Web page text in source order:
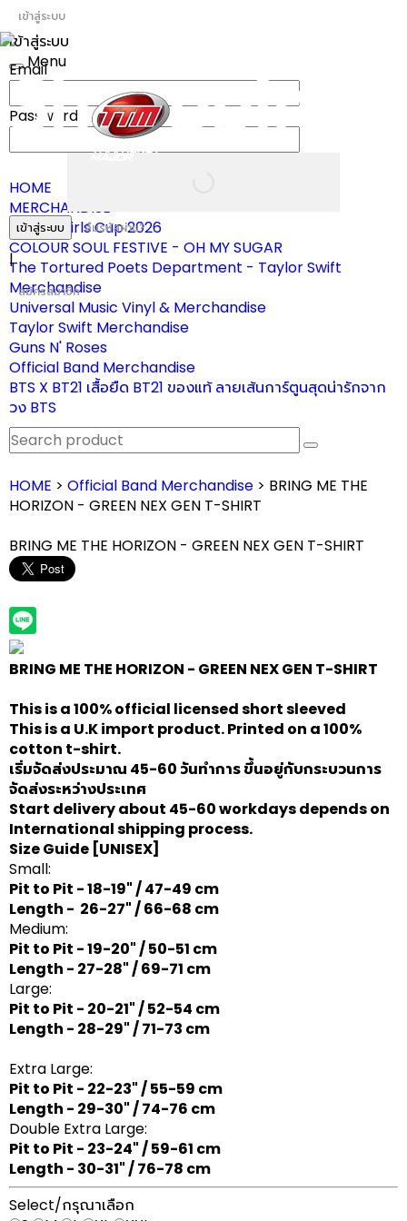
เข้าสู่ระบบ
เข้าสู่ระบบ
Email
Password
เข้าสู่ระบบ ลืมรหัสผ่าน?
|
สมัครสมาชิก
Toggle
Menu
HOME
MERCHANDISE
ผ้าเชียร์ Girls Cup 2026
COLOUR SOUL FESTIVE - OH MY SUGAR
The Tortured Poets Department - Taylor Swift
Merchandise
Universal Music Vinyl & Merchandise
Taylor Swift Merchandise
Guns N' Roses
Official Band Merchandise
BTS X BT21 เสื้อยืด BT21 ของแท้ ลายเส้นการ์ตูนสุดน่ารักจาก
วง BTS
HOME > Official Band Merchandise > BRING ME THE
HORIZON - GREEN NEX GEN T-SHIRT
BRING ME THE HORIZON - GREEN NEX GEN T-SHIRT
BRING ME THE HORIZON - GREEN NEX GEN T-SHIRT
This is a 100% official licensed short sleeved
This is a U.K import product. Printed on a 100%
cotton t-shirt.
เริ่มจัดส่งประมาณ 45-60 วันทำการ ขึ้นอยู่กับกระบวนการ
จัดส่งระหว่างประเทศ
Start delivery about 45-60 workdays depends on
International shipping process.
Size Guide [UNISEX]
Small:
Pit to Pit - 18-19" / 47-49 cm
Length - 26-27" / 66-68 cm
Medium:
Pit to Pit - 19-20" / 50-51 cm
Length - 27-28" / 69-71 cm
Large:
Pit to Pit - 20-21" / 52-54 cm
Length - 28-29" / 71-73 cm
Extra Large:
Pit to Pit - 22-23" / 55-59 cm
Length - 29-30" / 74-76 cm
Double Extra Large:
Pit to Pit - 23-24" / 59-61 cm
Length - 30-31" / 76-78 cm
Select/กรุณาเลือก